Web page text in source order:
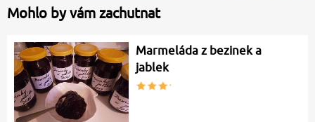
Mohlo by vám zachutnat
Marmeláda z bezinek a
jablek